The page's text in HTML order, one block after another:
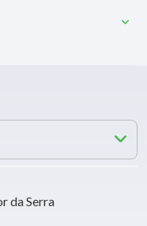
da Serra